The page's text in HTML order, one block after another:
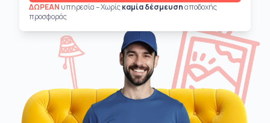
ΔΩΡΕΑΝ υπηρεσία – Χωρίςκαμία δέσμευσηαποδοχής
προσφοράς